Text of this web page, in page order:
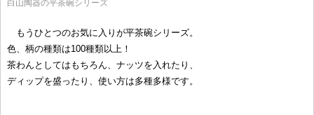
白山陶器の平茶碗シリーズ
もうひとつのお気に入りが平茶碗シリーズ。
色、柄の種類は100種類以上！
茶わんとしてはもちろん、ナッツを入れたり、
ディップを盛ったり、使い方は多種多様です。